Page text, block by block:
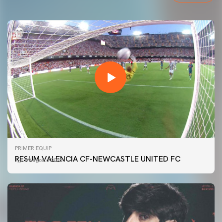
PRIMER EQUIP
RESUM VALENCIA CF-NEWCASTLE UNITED FC
09 agosto 2026